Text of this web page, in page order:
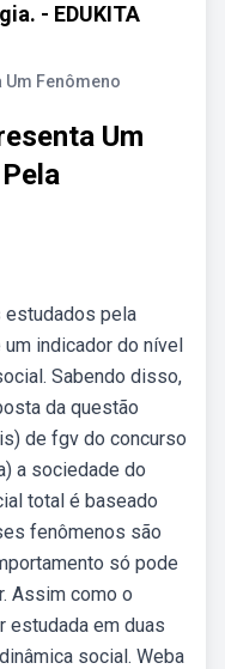
- EDUKITA
Um Fenômeno
Um
pela
indicador do nível
Sabendo disso,
da questão
de fgv do concurso
a sociedade do
total é baseado
fenômenos são
só pode
Assim como o
estudada em duas
social. Weba